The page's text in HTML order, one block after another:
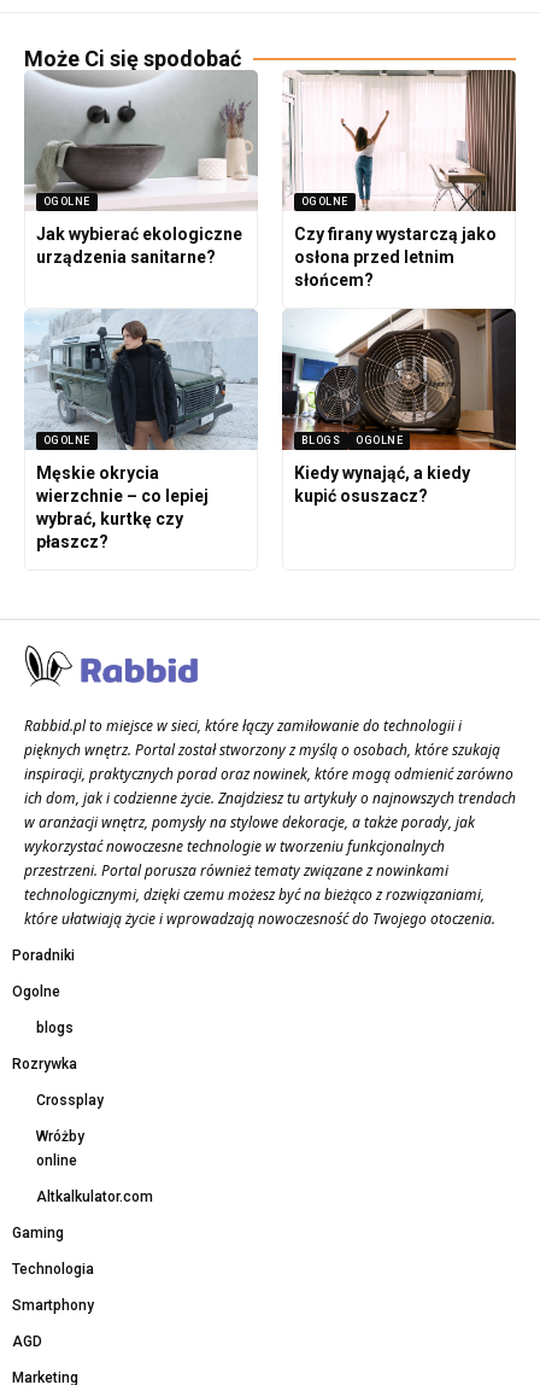
Może Ci się spodobać
OGOLNE
Jak wybierać ekologiczne
urządzenia sanitarne?
OGOLNE
Czy firany wystarczą jako
osłona przed letnim
słońcem?
OGOLNE
Męskie okrycia
wierzchnie – co lepiej
wybrać, kurtkę czy
płaszcz?
BLOGS OGOLNE
Kiedy wynająć, a kiedy
kupić osuszacz?
Rabbid.pl to miejsce w sieci, które łączy zamiłowanie do technologii i
pięknych wnętrz. Portal został stworzony z myślą o osobach, które szukają
inspiracji, praktycznych porad oraz nowinek, które mogą odmienić zarówno
ich dom, jak i codzienne życie. Znajdziesz tu artykuły o najnowszych trendach
w aranżacji wnętrz, pomysły na stylowe dekoracje, a także porady, jak
wykorzystać nowoczesne technologie w tworzeniu funkcjonalnych
przestrzeni. Portal porusza również tematy związane z nowinkami
technologicznymi, dzięki czemu możesz być na bieżąco z rozwiązaniami,
które ułatwiają życie i wprowadzają nowoczesność do Twojego otoczenia.
Poradniki
Ogolne
blogs
Rozrywka
Crossplay
Wróżby
online
Altkalkulator.com
Gaming
Technologia
Smartphony
AGD
Marketing